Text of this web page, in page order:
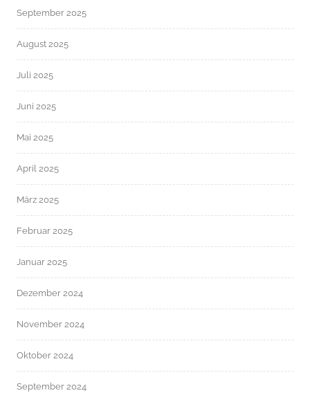
September 2025
August 2025
Juli 2025
Juni 2025
Mai 2025
April 2025
März 2025
Februar 2025
Januar 2025
Dezember 2024
November 2024
Oktober 2024
September 2024